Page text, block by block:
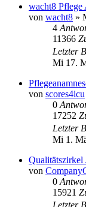
wacht8 Pflege
von wacht8 »
4
11366
Letzter
Mi 17.
von scores4icu
0
17252
Letzter
Mi 1.
Qualitätszirkel
von
0
15921
Letzter